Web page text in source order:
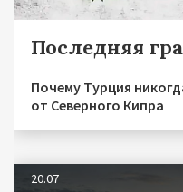
Последняя
Почему Турция
от Северного Кипра
20.07